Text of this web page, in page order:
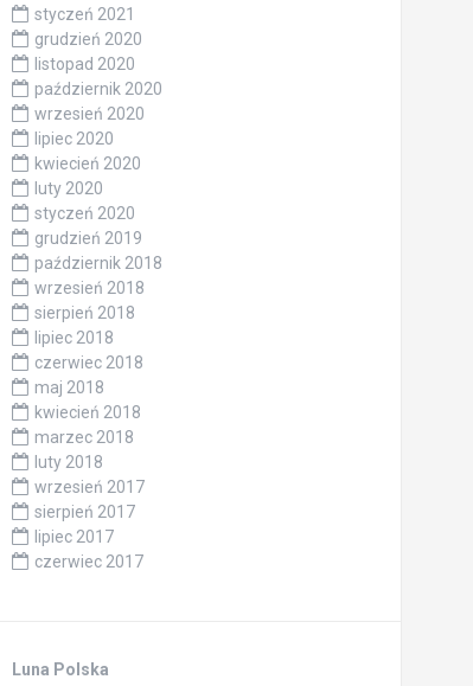
styczeń 2021
grudzień 2020
listopad 2020
październik 2020
wrzesień 2020
lipiec 2020
kwiecień 2020
luty 2020
styczeń 2020
grudzień 2019
październik 2018
wrzesień 2018
sierpień 2018
lipiec 2018
czerwiec 2018
maj 2018
kwiecień 2018
marzec 2018
luty 2018
wrzesień 2017
sierpień 2017
lipiec 2017
czerwiec 2017
Luna Polska